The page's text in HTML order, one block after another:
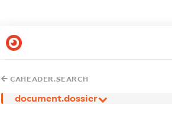
CAHEADER.SEARCH
document.dossier